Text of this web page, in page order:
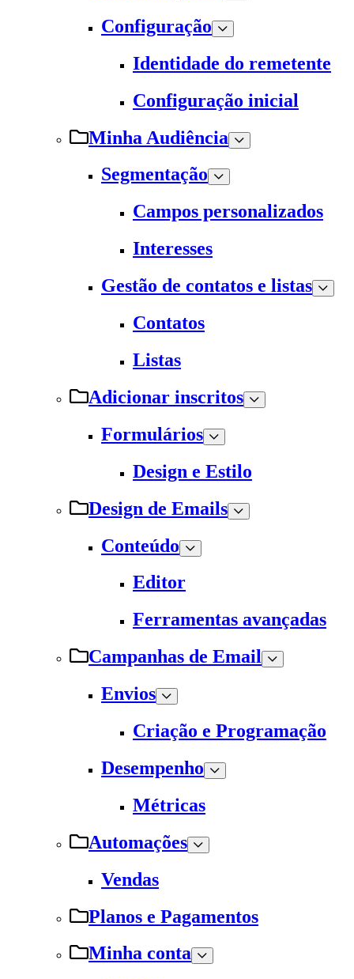
Configuração
Identidade do remetente
Configuração inicial
Minha Audiência
Segmentação
Campos personalizados
Interesses
Gestão de contatos e listas
Contatos
Listas
Adicionar inscritos
Formulários
Design e Estilo
Design de Emails
Conteúdo
Editor
Ferramentas avançadas
Campanhas de Email
Envios
Criação e Programação
Desempenho
Métricas
Automações
Vendas
Planos e Pagamentos
Minha conta